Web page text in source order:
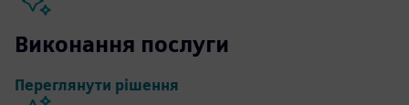
Виконання послуги
Переглянути рішення